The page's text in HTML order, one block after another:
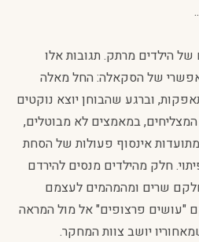
הילדים מרתק. תגובות אלו
של הסקאלה: החל מאלה
וברגע שהבוחן יוצא נוקטים
במאמצים לא מבוטלים,
מתועדות אינסוף פעולות של הסחת
חלק מהילדים מנסים להירדם
שרים ומהמהמים לעצמם
"עושים פרצופים" אל מול המראה
יושב צוות המחקר.